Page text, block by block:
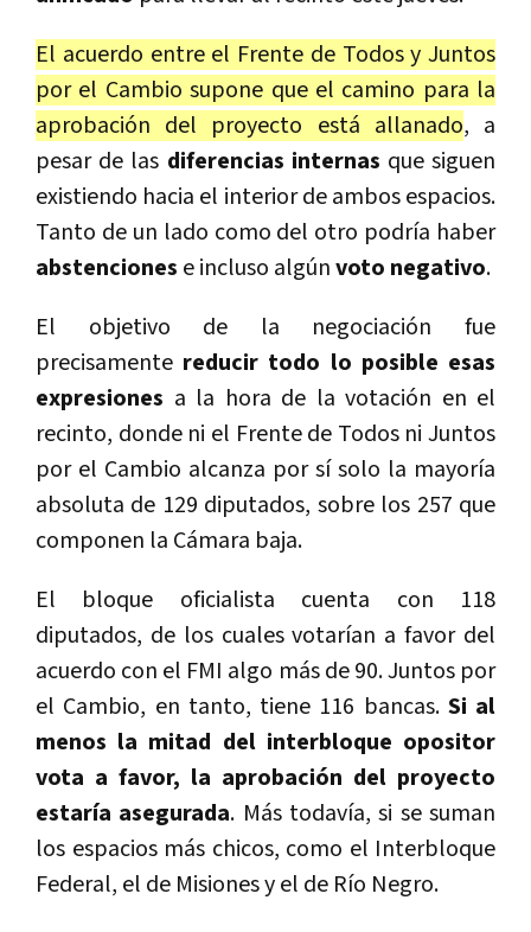
El acuerdo entre el Frente de Todos y Juntos
por el Cambio supone que el camino para la
aprobación del proyecto está allanado, a
pesar de las diferencias internas que siguen
existiendo hacia el interior de ambos espacios.
Tanto de un lado como del otro podría haber
abstenciones e incluso algúnvoto negativo.
El objetivo de la negociación fue
precisamente reducir todo lo posible esas
expresiones a la hora de la votación en el
recinto, donde ni el Frente de Todos ni Juntos
por el Cambio alcanza por sí solo la mayoría
absoluta de 129 diputados, sobre los 257 que
componen la Cámara baja.
El bloque oficialista cuenta con 118
diputados, de los cuales votarían a favor del
acuerdo con el FMI algo más de 90. Juntos por
el Cambio, en tanto, tiene 116 bancas. Si al
menos la mitad del interbloque opositor
vota a favor, la aprobación del proyecto
estaría asegurada. Más todavía, si se suman
los espacios más chicos, como el Interbloque
Federal, el de Misiones y el de Río Negro.